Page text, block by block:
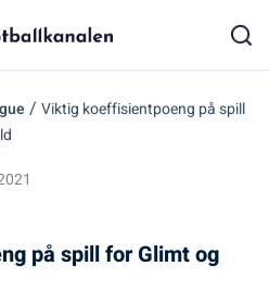
/ Viktig koeffisientpoeng på spill
på spill for Glimt og